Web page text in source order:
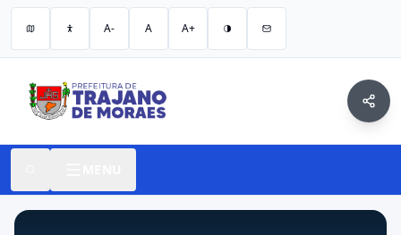
A- A A+